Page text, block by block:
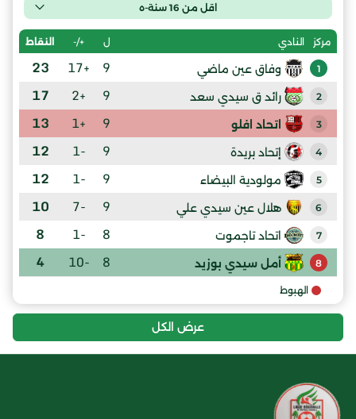
اقل من 16 سنة-ه
مركز النادي ل +/- النقاط
1 وفاق عين ماضي 9
+17
23
2 رائد ق سيدي سعد 9
+2
17
3 اتحاد افلو 9
+1
13
4 إتحاد بريدة 9
-1
12
5 مولودية البيضاء 9
-1
12
6 هلال عين سيدي علي 9
-7
10
7 اتحاد تاجموت 8
-1
8
8 أمل سيدي بوزيد 8
-10
4
الهبوط
عرض الكل